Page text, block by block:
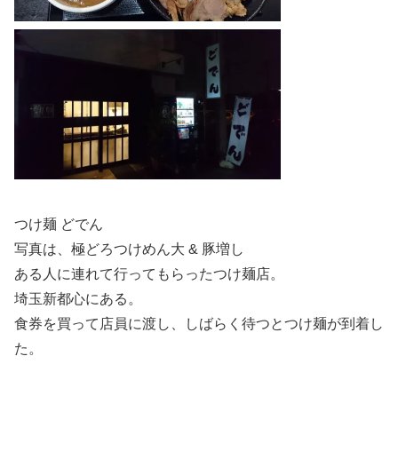
つけ麺 どでん
写真は、極どろつけめん大 & 豚増し
ある人に連れて行ってもらったつけ麺店。
埼玉新都心にある。
食券を買って店員に渡し、しばらく待つとつけ麺が到着し
た。